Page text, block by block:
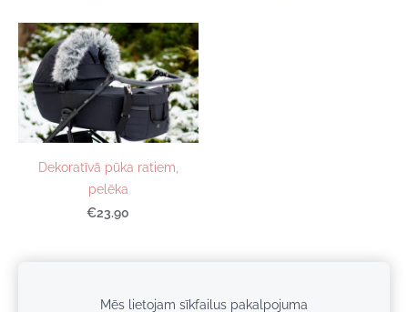
Dekoratīvā pūka ratiem,
pelēka
€23.90
Mēs lietojam sīkfailus pakalpojuma